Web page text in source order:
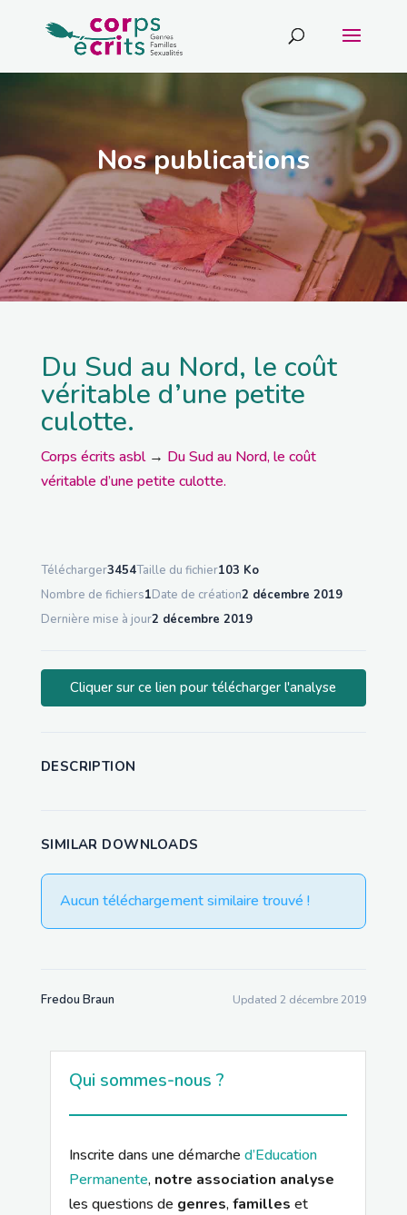
Nos publications
Du Sud au Nord, le coût
véritable d’une petite
culotte.
Corps écrits asbl→ Du Sud au Nord, le coût
véritable d’une petite culotte.
Télécharger3454Taille du fichier103 Ko
Nombre de fichiers1Date de création2 décembre 2019
Dernière mise à jour2 décembre 2019
Cliquer sur ce lien pour télécharger l'analyse
DESCRIPTION
SIMILAR DOWNLOADS
Aucun téléchargement similaire trouvé !
Fredou Braun Updated 2 décembre 2019
Qui sommes-nous ?
Inscrite dans une démarche d’Education
Permanente, notre association analyse
les questions de genres,familles et